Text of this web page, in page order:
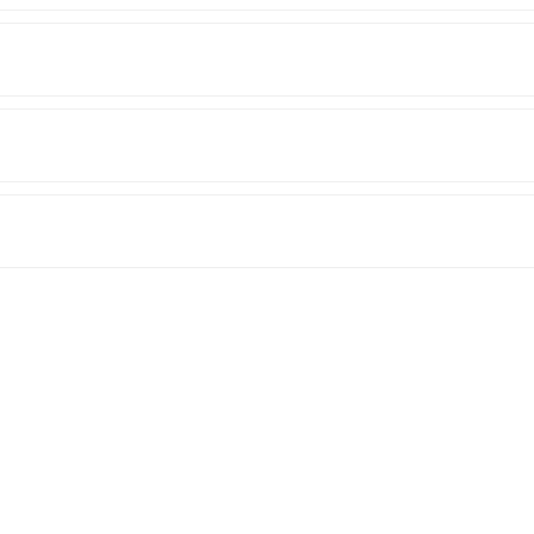
yüzyılın sonları ve 19. yüzyılın başlarındaki
dağıtıldığı tümamiral Cisneros'un sancağı
yaratıcı boş zamanlarınız için kendinizi
kalitele fiyat performanslı ürünleri sunmaya devam